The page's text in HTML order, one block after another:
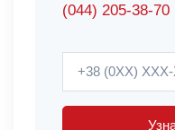
(044) 205-38-70